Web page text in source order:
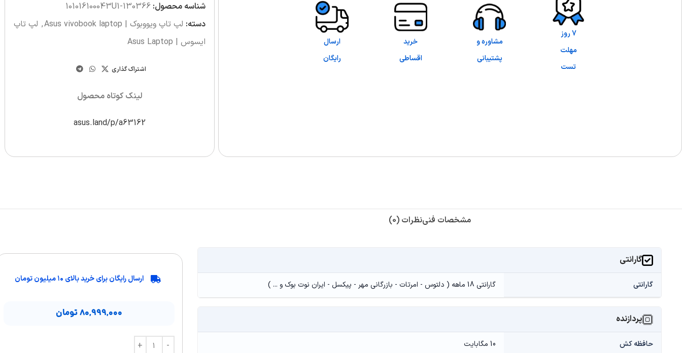
7 روز
مهلت
تست
مشاوره و
پشتیبانی
خرید
اقساطی
ارسال
رایگان
شناسه محصول: 130366-101016‎100043U1
دسته: لپ تاپ ویووبوک | Asus vivobook laptop , لپ تاپ
ایسوس | Asus Laptop
اشتراک گذاری
لینک کوتاه محصول
asus.land/p/a63162
مشخصات فنینظرات (0)
گارانتی
گارانتی گارانتی 18 ماهه ( دلتوس - امرتات - بازرگانی مهر - پیکسل - ایران نوت بوک و ... )
پردازنده
حافظه کش 10 مگابایت
ارسال رایگان برای خرید بالای ۱۰ میلیون تومان
۸۰,۹۹۹,۰۰۰تومان